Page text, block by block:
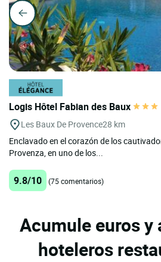
Logis Hôtel Fabian des Baux
Les Baux De Provence28 km
Enclavado en el corazón de los
Provenza, en uno de los...
9.8/10 (75 comentarios)
Acumule euros y
hoteleros